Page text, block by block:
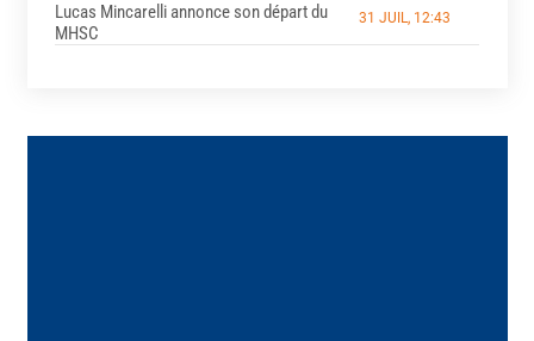
Lucas Mincarelli annonce son départ du
MHSC
31 JUIL, 12:43